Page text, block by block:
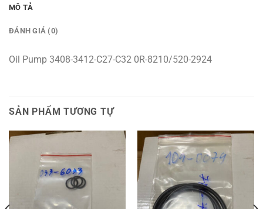
MÔ TẢ
ĐÁNH GIÁ (0)
Oil Pump 3408-3412-C27-C32 0R-8210/520-2924
SẢN PHẨM TƯƠNG TỰ